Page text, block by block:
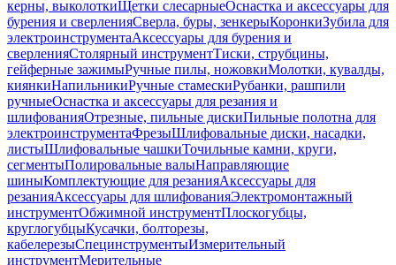
керны, выколоткиЩетки слесарныеОснастка и аксессуары для
бурения и сверленияСверла, буры, зенкерыКоронкиЗубила для
электроинструментаАксессуары для бурения и
сверленияСтолярный инструментТиски, струбцины,
гейферные зажимыРучные пилы, ножовкиМолотки, кувалды,
киянкиНапильникиРучные стамескиРубанки, рашпили
ручныеОснастка и аксессуары для резания и
шлифованияОтрезные, пильные дискиПильные полотна для
электроинструментаФрезыШлифовальные диски, насадки,
листыШлифовальные чашкиТочильные камни, круги,
сегментыПолировальные валыНаправляющие
шиныКомплектующие для резанияАксессуары для
резанияАксессуары для шлифованияЭлектромонтажный
инструментОбжимной инструментПлоскогубцы,
круглогубцыКусачки, болторезы,
кабелерезыСпецинструментыИзмерительный
инструментМерительные